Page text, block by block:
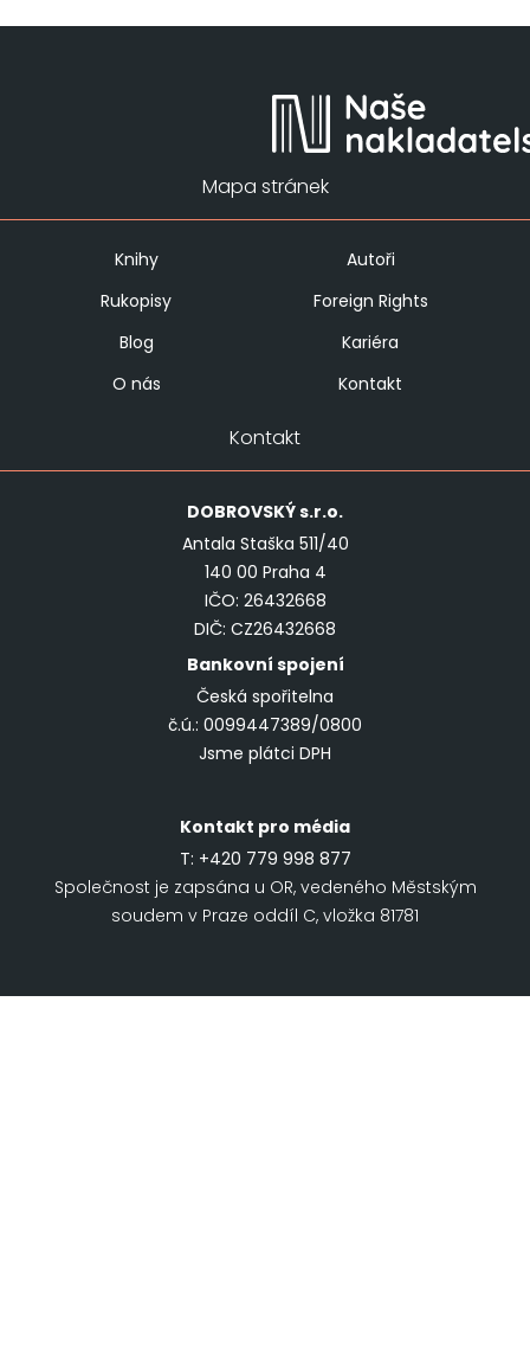
Mapa stránek
Knihy
Autoři
Rukopisy
Foreign Rights
Blog
Kariéra
O nás
Kontakt
Kontakt
DOBROVSKÝs.r.o.
Antala Staška 511/40
140 00 Praha 4
IČO: 26432668
DIČ: CZ26432668
Bankovní spojení
Česká spořitelna
č.ú.: 0099447389/0800
Jsme plátci DPH
Kontakt pro média
T: +420 779 998 877
Společnost je zapsána u OR, vedeného Městským
soudem v Praze oddíl C, vložka 81781